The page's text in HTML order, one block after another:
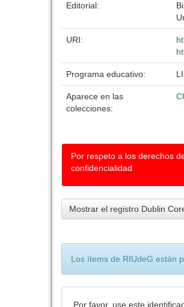
Editorial:
URI:
Programa educativo:
Aparece en las
colecciones:
Por respeto a los derechos
confidencialidad
Mostrar el registro Dublin
Los ítems de RIUdeG están
Por favor, use este